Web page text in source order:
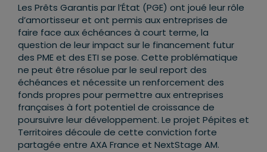
Les Prêts Garantis par l’État (PGE) ont joué leur rôle
d’amortisseur et ont permis aux entreprises de
faire face aux échéances à court terme, la
question de leur impact sur le financement futur
des PME et des ETI se pose. Cette problématique
ne peut être résolue par le seul report des
échéances et nécessite un renforcement des
fonds propres pour permettre aux entreprises
françaises à fort potentiel de croissance de
poursuivre leur développement. Le projet Pépites et
Territoires découle de cette conviction forte
partagée entre AXA France et NextStage AM.